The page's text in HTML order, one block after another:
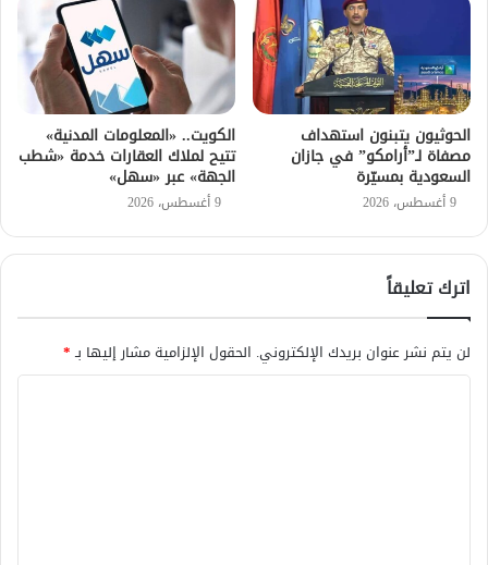
الحوثيون يتبنون استهداف
مصفاة لـ”أرامكو” في جازان
السعودية بمسيّرة
9 أغسطس، 2026
الكويت.. «المعلومات المدنية»
تتيح لملاك العقارات خدمة «شطب
الجهة» عبر «سهل»
9 أغسطس، 2026
اترك تعليقاً
لن يتم نشر عنوان بريدك الإلكتروني. الحقول الإلزامية مشار إليها بـ*